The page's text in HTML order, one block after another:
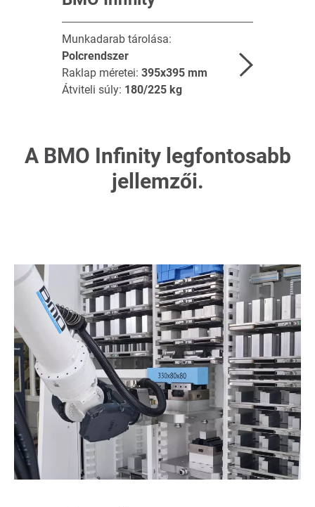
Munkadarab tárolása:
Polcrendszer
Raklap méretei: 395x395 mm
Átviteli súly: 180/225 kg
A BMO Infinity legfontosabb
jellemzői.